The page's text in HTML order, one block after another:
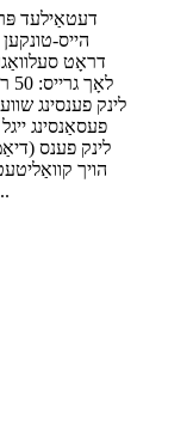
דעטאַילעד
הייס-
לינק פענסינג
לינק פענס
הויך